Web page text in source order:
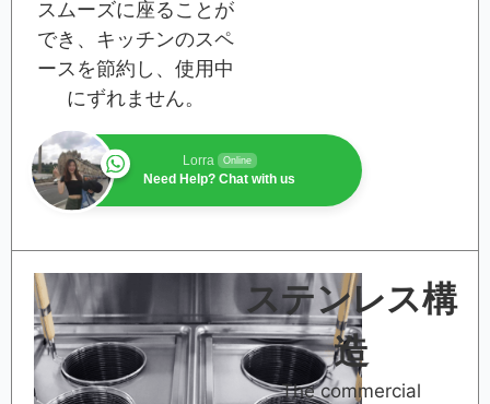
スムーズに座ることが
でき、キッチンのスペ
ースを節約し、使用中
にずれません。
Lorra Online
Need Help? Chat with us
ステンレス構
造
The commercial